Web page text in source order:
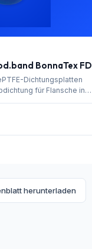
BonnaTex FD
Dichtungsplatten
für Flansche in
herunterladen